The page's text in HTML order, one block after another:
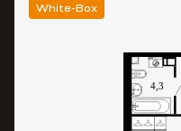
White-Box